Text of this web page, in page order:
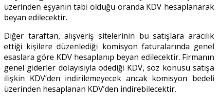
üzerinden eşyanın tabi olduğu oranda KDV hesaplanarak
beyan edilecektir.
Diğer taraftan, alışveriş sitelerinin bu satışlara aracılık
ettiği kişilere düzenlediği komisyon faturalarında genel
esaslara göre KDV hesaplanıp beyan edilecektir. Firmanın
genel giderler dolayısıyla ödediği KDV, söz konusu satışa
ilişkin KDV’den indirilemeyecek ancak komisyon bedeli
üzerinden hesaplanan KDV’den indirebilecektir.